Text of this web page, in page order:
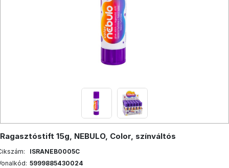
Ragasztóstift 15g, NEBULO, Color, színváltós
ISRANEB0005C
5999885430024